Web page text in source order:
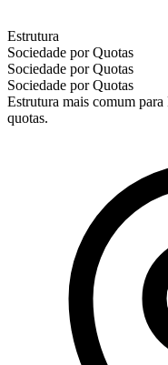
Estrutura
Sociedade por Quotas
Sociedade por Quotas
Sociedade por Quotas
Estrutura mais comum
quotas.